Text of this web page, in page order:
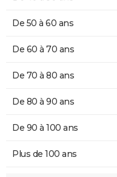
De 50 à 60 ans
De 60 à 70 ans
De 70 à 80 ans
De 80 à 90 ans
De 90 à 100 ans
Plus de 100 ans